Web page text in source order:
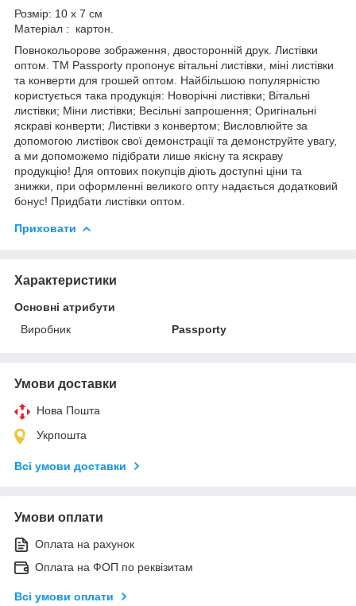
Розмір: 10 х 7 см
Матеріал : картон.
Повнокольорове зображення, двосторонній друк. Листівки
оптом. TM Passporty пропонує вітальні листівки, міні листівки
та конверти для грошей оптом. Найбільшою популярністю
користується така продукція: Новорічні листівки; Вітальні
листівки; Міни листівки; Весільні запрошення; Оригінальні
яскраві конверти; Листівки з конвертом; Висловлюйте за
допомогою листівок свої демонстрації та демонструйте увагу,
а ми допоможемо підібрати лише якісну та яскраву
продукцію! Для оптових покупців діють доступні ціни та
знижки, при оформленні великого опту надається додатковий
бонус! Придбати листівки оптом.
Приховати
Характеристики
Основні атрибути
Виробник
Passporty
Умови доставки
Нова Пошта
Укрпошта
Всі умови доставки
Умови оплати
Оплата на рахунок
Оплата на ФОП по реквізитам
Всі умови оплати